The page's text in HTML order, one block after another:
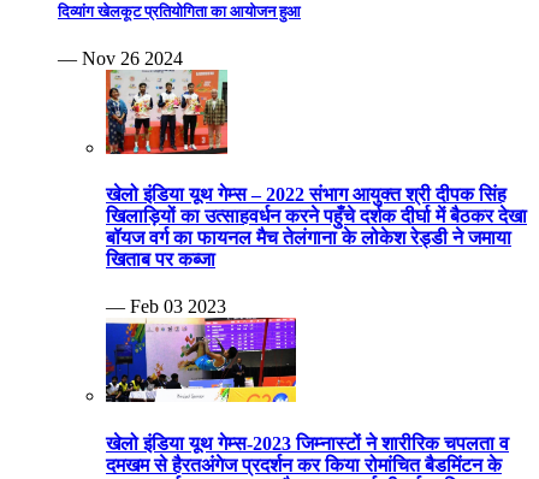
दिव्यांग खेलकूट प्रतियोगिता का आयोजन हुआ
— Nov 26 2024
खेलो इंडिया यूथ गेम्स – 2022 संभाग आयुक्त श्री दीपक सिंह
खिलाड़ियों का उत्साहवर्धन करने पहुँचे दर्शक दीर्घा में बैठकर देखा
बॉयज वर्ग का फायनल मैच तेलंगाना के लोकेश रेड्डी ने जमाया
खिताब पर कब्जा
— Feb 03 2023
खेलो इंडिया यूथ गेम्स-2023 जिम्नास्टों ने शारीरिक चपलता व
दमखम से हैरतअंगेज प्रदर्शन कर किया रोमांचित बैडमिंटन के